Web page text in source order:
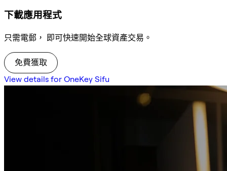
下載應用程式
只需電郵， 即可快速開始全球資產交易。
免費獲取
View details for OneKey Sifu